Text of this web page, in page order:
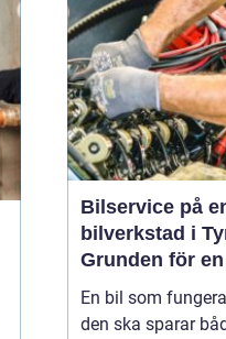
lösning, hur en
installation bör
och vilka...
Bilservice på
bilverkstad i
Grunden för en
trygg och
bilvardag
En bil som
den ska sparar